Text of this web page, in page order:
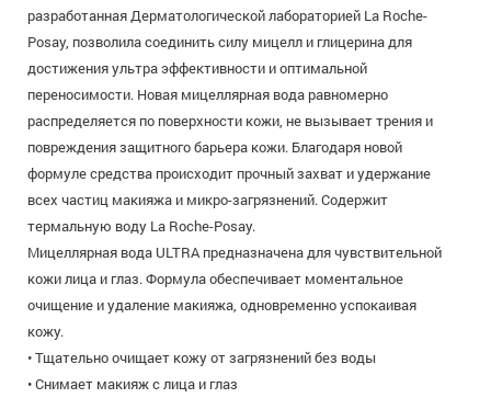
разработанная Дерматологической лабораторией La Roche-
Posay, позволила соединить силу мицелл и глицерина для
достижения ультра эффективности и оптимальной
переносимости. Новая мицеллярная вода равномерно
распределяется по поверхности кожи, не вызывает трения и
повреждения защитного барьера кожи. Благодаря новой
формуле средства происходит прочный захват и удержание
всех частиц макияжа и микро-загрязнений. Содержит
термальную воду La Roche-Posay.
Мицеллярная вода ULTRA предназначена для чувствительной
кожи лица и глаз. Формула обеспечивает моментальное
очищение и удаление макияжа, одновременно успокаивая
кожу.
• Тщательно очищает кожу от загрязнений без воды
• Снимает макияж с лица и глаз